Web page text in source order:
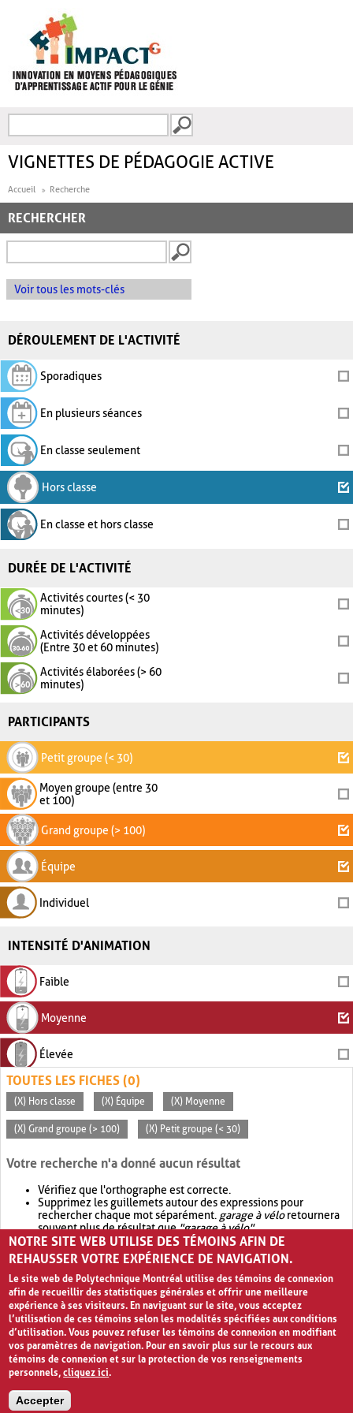
FORMULAIRE DE
VIGNETTES DE PÉDAGOGIE ACTIVE
Accueil Recherche
RECHERCHER
Voir tous les mots-clés
DÉROULEMENT DE L'ACTIVITÉ
Sporadiques
En plusieurs séances
En classe seulement
Hors classe
En classe et hors classe
DURÉE DE L'ACTIVITÉ
Activités courtes (< 30
minutes)
Activités développées
(Entre 30 et 60 minutes)
Activités élaborées (> 60
minutes)
PARTICIPANTS
Petit groupe (< 30)
Moyen groupe (entre 30
et 100)
Grand groupe (> 100)
Équipe
Individuel
INTENSITÉ D'ANIMATION
Faible
Moyenne
Élevée
TOUTES LES FICHES (0)
(X) Hors classe (X) Équipe (X) Moyenne
(X) Grand groupe (> 100) (X) Petit groupe (< 30)
Votre recherche n'a donné aucun résultat
Vérifiez que l'orthographe est correcte.
Supprimez les guillemets autour des expressions pour
rechercher chaque mot séparément. garage à véloretournera
souvent plus de résultat que"garage à vélo".
Envisagez d'élargir votre recherche avec OR.garage OR vélo
retournera souvent plus de résultat quegarage à vélo
NOTRE SITE WEB UTILISE DES TÉMOINS AFIN DE
REHAUSSER VOTRE EXPÉRIENCE DE NAVIGATION.
Le site web de Polytechnique Montréal utilise des témoins de connexion
afin de recueillir des statistiques générales et offrir une meilleure
expérience à ses visiteurs. En naviguant sur le site, vous acceptez
l’utilisation de ces témoins selon les modalités spécifiées aux conditions
d’utilisation. Vous pouvez refuser les témoins de connexion en modifiant
vos paramètres de navigation. Pour en savoir plus sur le recours aux
témoins de connexion et sur la protection de vos renseignements
personnels,cliquez ici.
Accepter